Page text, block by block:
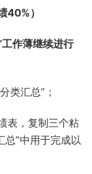
40%）
作薄继续进行
类汇总”；
表，复制三个粘
总”中用于完成以